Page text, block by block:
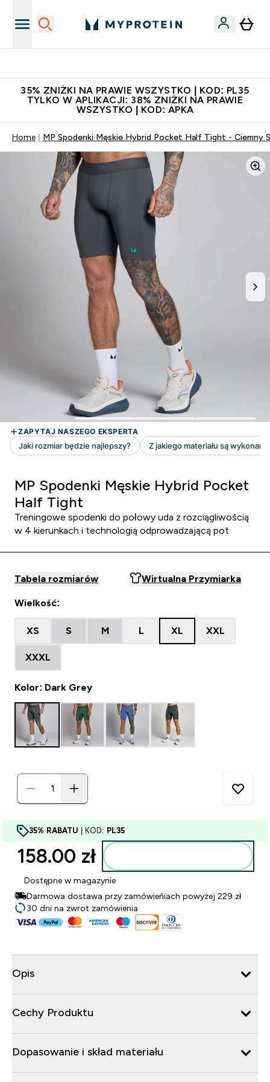
35% ZNIŻKI NA PRAWIE WSZYSTKO | KOD: PL35
TYLKO W APLIKACJI: 38% ZNIŻKI NA PRAWIE
WSZYSTKO | KOD: APKA
Home MP Spodenki Męskie Hybrid Pocket Half Tight - Ciemny
MP Spodenki Męskie Hybrid Pocket
Half Tight
Treningowe spodenki do połowy uda z rozciągliwością
w 4 kierunkach i technologią odprowadzającą pot
Tabela rozmiarów Wirtualna Przymiarka
Wielkość:
XS S M L XL XXL
XXXL
Kolor: Dark Grey
35% RABATU | KOD: PL35
158.00 zł‎
Dostępne w magazynie
Darmowa dostawa przy zamówieńiach powyżej 229 zł
30 dni na zwrot zamówienia
Opis
Cechy Produktu
Dopasowanie i skład materiału